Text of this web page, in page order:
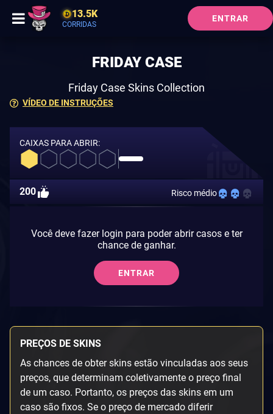
13.5K
CORRIDAS
ENTRAR
VÍDEO DE INSTRUÇÕES
FRIDAY CASE
Friday Case Skins Collection
CAIXAS PARA ABRIR:
200 Risco médio
Você deve fazer login para poder abrir casos e ter
chance de ganhar.
ENTRAR
PREÇOS DE SKINS
As chances de obter skins estão vinculadas aos seus
preços, que determinam coletivamente o preço final
de um caso. Portanto, os preços das skins em um
caso são fixos. Se o preço de mercado diferir